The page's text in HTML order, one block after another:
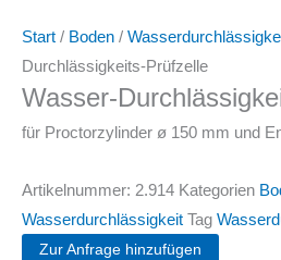
Start / Boden /
Durchlässigkeits-Prüfzelle
Wasser-
für Proctorzylinder ø 150 mm und
Artikelnummer: 2.914 Kategorien
Wasserdurchlässigkeit Tag
Zur Anfrage hinzufügen